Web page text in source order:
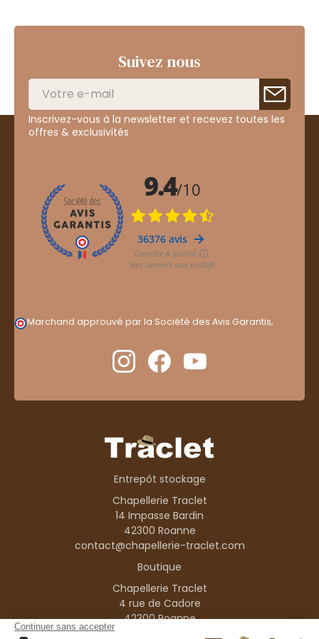
Suivez nous
Inscrivez-vous à la newsletter et recevez toutes les
offres & exclusivités
Marchand approuvé par la Société des Avis Garantis,
.
Entrepôt stockage
Chapellerie Traclet
14 Impasse Bardin
42300 Roanne
contact@chapellerie-traclet.com
Boutique
Chapellerie Traclet
4 rue de Cadore
42300 Roanne